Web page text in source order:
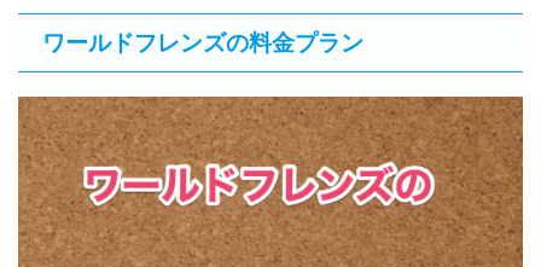
ワールドフレンズの料金プラン